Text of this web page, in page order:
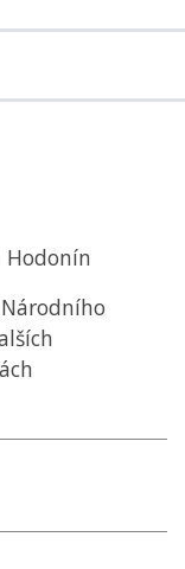
Hodonín